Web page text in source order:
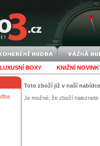
LUXUSNÍ BOXY KNIŽNÍ
Toto zboží již v naší
Je možné, že zboží